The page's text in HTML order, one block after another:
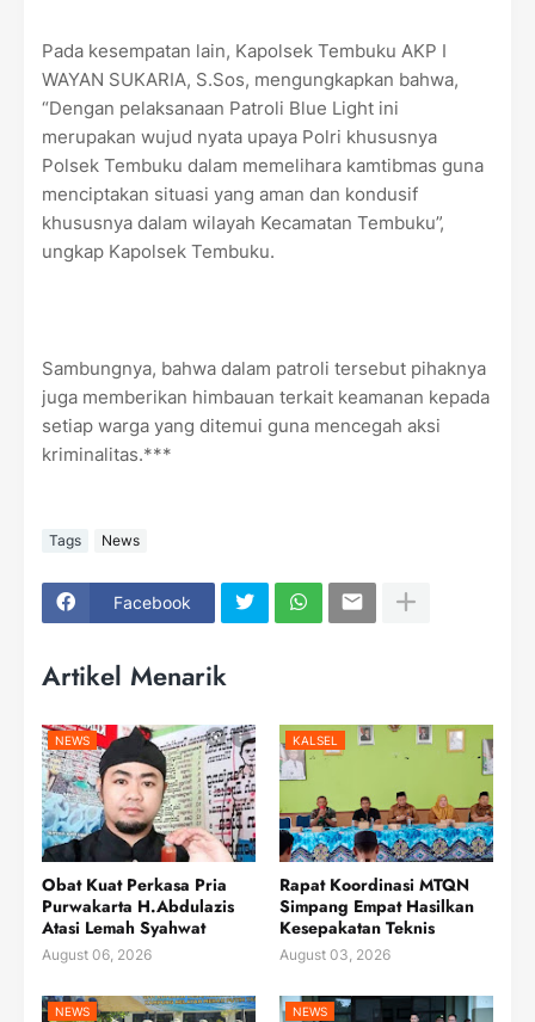
Pada kesempatan lain, Kapolsek Tembuku AKP I
WAYAN SUKARIA, S.Sos, mengungkapkan bahwa,
“Dengan pelaksanaan Patroli Blue Light ini
merupakan wujud nyata upaya Polri khususnya
Polsek Tembuku dalam memelihara kamtibmas guna
menciptakan situasi yang aman dan kondusif
khususnya dalam wilayah Kecamatan Tembuku”,
ungkap Kapolsek Tembuku.
Sambungnya, bahwa dalam patroli tersebut pihaknya
juga memberikan himbauan terkait keamanan kepada
setiap warga yang ditemui guna mencegah aksi
kriminalitas.***
Tags News
Facebook
Artikel Menarik
NEWS
Obat Kuat Perkasa Pria
Purwakarta H.Abdulazis
Atasi Lemah Syahwat
August 06, 2026
KALSEL
Rapat Koordinasi MTQN
Simpang Empat Hasilkan
Kesepakatan Teknis
August 03, 2026
NEWS NEWS